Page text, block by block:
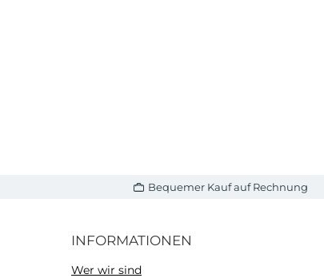
Bequemer Kauf auf Rechnung
INFORMATIONEN
Wer wir sind